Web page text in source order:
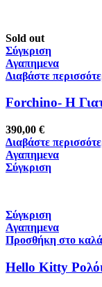
Sold out
Σύγκριση
Αγαπημενα
Διαβάστε
Forchino- Η
390,00 €
Διαβάστε
Αγαπημενα
Σύγκριση
Σύγκριση
Αγαπημενα
Προσθήκη στο
Hello Kitty